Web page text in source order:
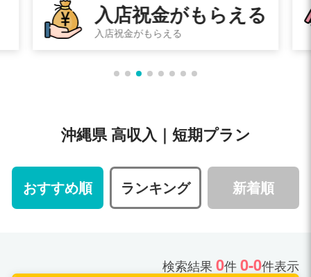
入店祝金がもらえる
入店祝金がもらえる
沖縄県 高収入｜短期プラン
おすすめ順 ランキング 新着順
検索結果0件0-0件表示